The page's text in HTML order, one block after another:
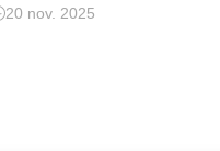
20 nov. 2025